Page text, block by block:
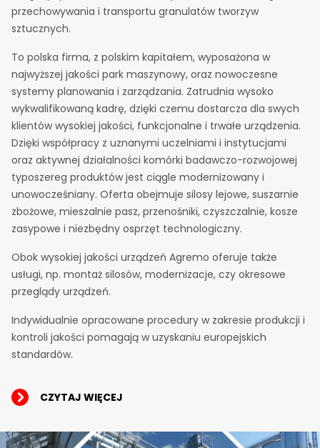
przechowywania i transportu granulatów tworzyw
sztucznych.
To polska firma, z polskim kapitałem, wyposażona w
najwyższej jakości park maszynowy, oraz nowoczesne
systemy planowania i zarządzania. Zatrudnia wysoko
wykwalifikowaną kadrę, dzięki czemu dostarcza dla swych
klientów wysokiej jakości, funkcjonalne i trwałe urządzenia.
Dzięki współpracy z uznanymi uczelniami i instytucjami
oraz aktywnej działalności komórki badawczo-rozwojowej
typoszereg produktów jest ciągle modernizowany i
unowocześniany. Oferta obejmuje silosy lejowe, suszarnie
zbożowe, mieszalnie pasz, przenośniki, czyszczalnie, kosze
zasypowe i niezbędny osprzęt technologiczny.
Obok wysokiej jakości urządzeń Agremo oferuje także
usługi, np. montaż silosów, modernizacje, czy okresowe
przeglądy urządzeń.
Indywidualnie opracowane procedury w zakresie produkcji i
kontroli jakości pomagają w uzyskaniu europejskich
standardów.
CZYTAJ WIĘCEJ